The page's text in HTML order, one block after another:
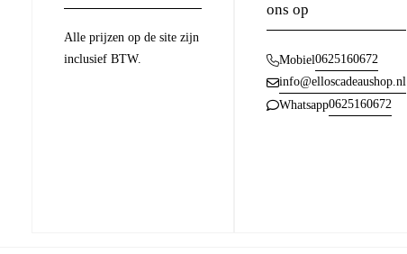
Alle prijzen op de site zijn
inclusief BTW.
ons op
Mobiel0625160672
info@elloscadeaushop.nl
Whatsapp0625160672